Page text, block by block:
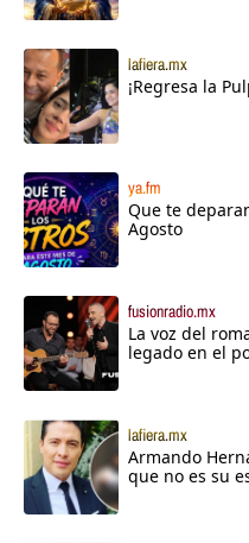
lafiera.mx
¡Regresa la
ya.fm
Que te
Agosto
fusionradio.mx
La voz del
legado en el
lafiera.mx
Armando
que no es su